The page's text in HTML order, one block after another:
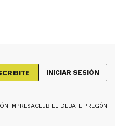
INICIAR SESIÓN
IMPRESACLUB EL DEBATE PREGÓN